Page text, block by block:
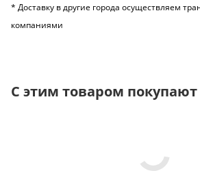
* Доставку в другие города осуществляем
компаниями
С этим товаром покупают